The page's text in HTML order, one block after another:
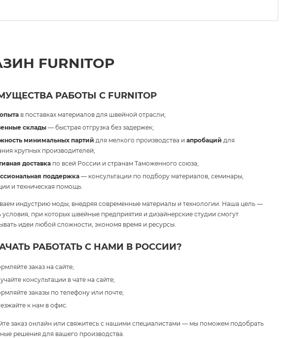
FURNITOP
РАБОТЫ С FURNITOP
в поставках материалов для швейной отрасли;
склады— быстрая отгрузка без задержек;
минимальных партий для мелкого производства и апробаций для
крупных производителей;
доставкапо всей России и странам Таможенного союза;
поддержка— консультации по подбору материалов, семинары,
и техническая помощь.
индустрию моды, внедряя современные материалы и технологии. Наша цель —
условия, при которых швейные предприятия и дизайнерские студии смогут
идеи любой сложности, экономя время и ресурсы.
РАБОТАТЬ С НАМИ В РОССИИ?
заказ на сайте;
консультации в чате на сайте;
заказы по телефону или почте;
к нам в офис.
заказ онлайн или свяжитесь с нашими специалистами — мы поможем подобрать
решения для вашего производства.